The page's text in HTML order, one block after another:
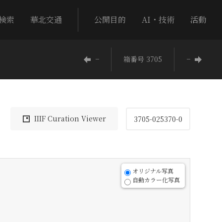
索 華北交通 公開目的 AI・技術 活動
− 箱番号 3705 −
IIIF Curation Viewer 3705-025370-0
オリジナル写真
自動カラー化写真